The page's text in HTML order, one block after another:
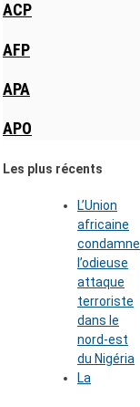
ACP
AFP
APA
APO
Les plus récents
L’Union
africaine
condamne
l’odieuse
attaque
terroriste
dans le
nord-est
du Nigéria
La